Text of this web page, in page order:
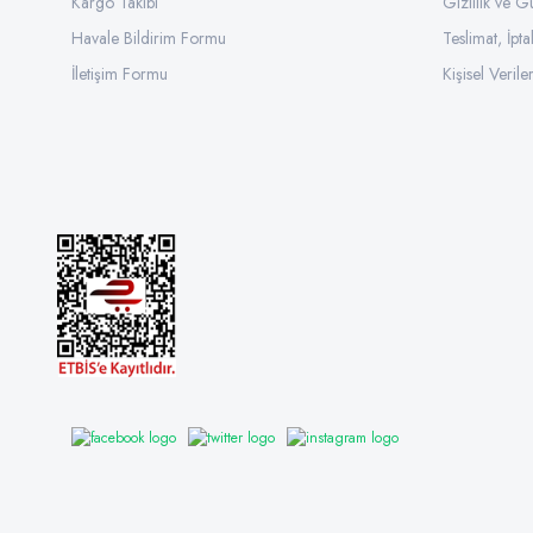
Havale Bildirim Formu
İletişim Formu
Teslimat,
Kişisel